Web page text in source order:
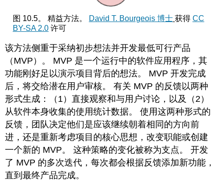
图 10.5。 精益方法。 David T. Bourgeois 博士 获得 CC
BY-SA 2.0许可
该方法侧重于采纳初步想法并开发最低可行产品
（MVP）。 MVP 是一个运行中的软件应用程序，其
功能刚好足以演示项目背后的想法。 MVP 开发完成
后，将交给潜在用户审核。 有关 MVP 的反馈以两种
形式生成：（1）直接观察和与用户讨论，以及（2）
从软件本身收集的使用统计数据。 使用这两种形式的
反馈，团队决定他们是应该继续朝着相同的方向前
进，还是重新考虑项目的核心思想，改变职能或创建
一个新的 MVP。 这种策略的变化被称为支点。 开发
了 MVP 的多次迭代，每次都会根据反馈添加新功能，
直到最终产品完成。